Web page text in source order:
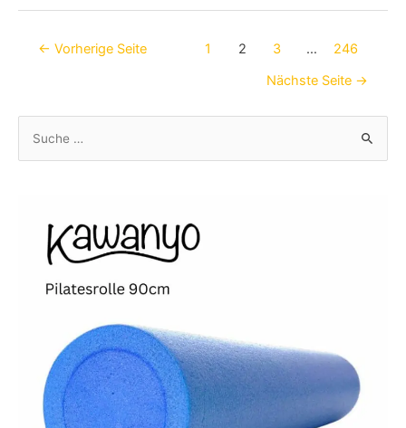
Beitragsnavigation
← Vorherige Seite 1 2 3 …
246
Nächste Seite →